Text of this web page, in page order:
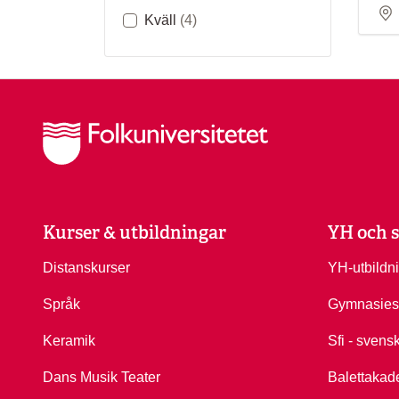
Kväll (4)
Kurser & utbildningar
Distanskurser
Språk
Keramik
Dans Musik Teater
YH och
YH-
Sfi -